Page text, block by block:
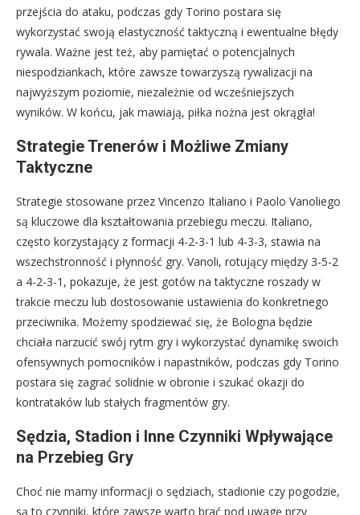
przejścia do ataku, podczas gdy Torino postara się
wykorzystać swoją elastyczność taktyczną i ewentualne błędy
rywala. Ważne jest też, aby pamiętać o potencjalnych
niespodziankach, które zawsze towarzyszą rywalizacji na
najwyższym poziomie, niezależnie od wcześniejszych
wyników. W końcu, jak mawiają, piłka nożna jest okrągła!
Strategie Trenerów i Możliwe Zmiany
Taktyczne
Strategie stosowane przez Vincenzo Italiano i Paolo Vanoliego
są kluczowe dla kształtowania przebiegu meczu. Italiano,
często korzystający z formacji 4-2-3-1 lub 4-3-3, stawia na
wszechstronność i płynność gry. Vanoli, rotujący między 3-5-2
a 4-2-3-1, pokazuje, że jest gotów na taktyczne roszady w
trakcie meczu lub dostosowanie ustawienia do konkretnego
przeciwnika. Możemy spodziewać się, że Bologna będzie
chciała narzucić swój rytm gry i wykorzystać dynamikę swoich
ofensywnych pomocników i napastników, podczas gdy Torino
postara się zagrać solidnie w obronie i szukać okazji do
kontrataków lub stałych fragmentów gry.
Sędzia, Stadion i Inne Czynniki Wpływające
na Przebieg Gry
Choć nie mamy informacji o sędziach, stadionie czy pogodzie,
są to czynniki, które zawsze warto brać pod uwagę przy